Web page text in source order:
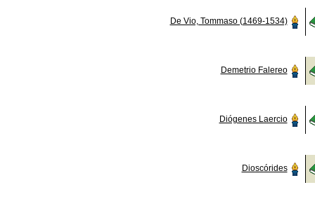
De Vio, Tommaso (1469-1534)
Demetrio Falereo
Diógenes Laercio
Dioscórides